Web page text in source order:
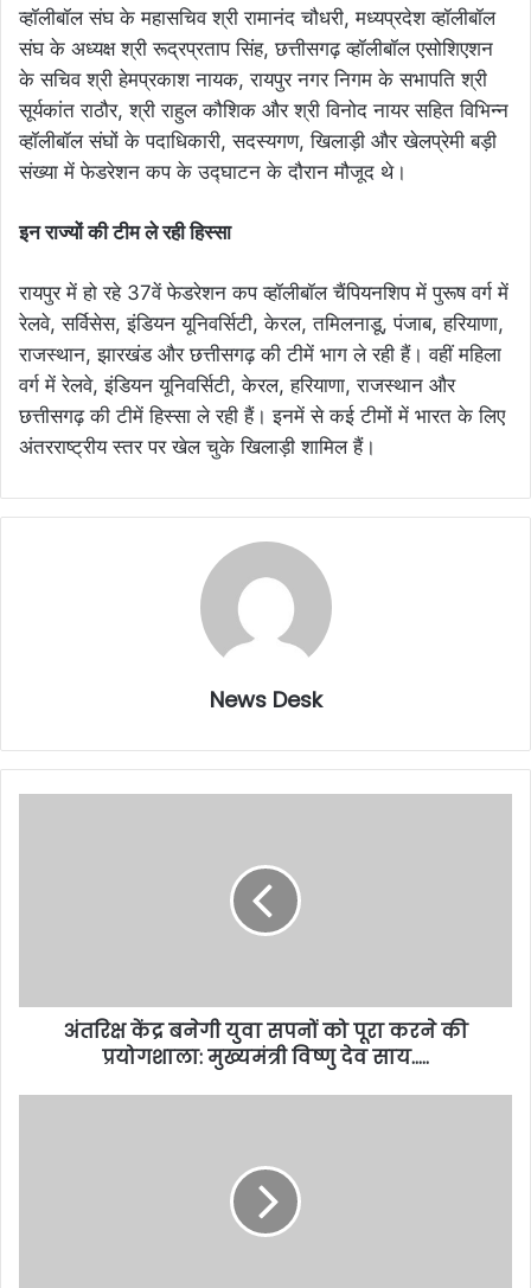
व्हॉलीबॉल संघ के महासचिव श्री रामानंद चौधरी, मध्यप्रदेश व्हॉलीबॉल
संघ के अध्यक्ष श्री रूद्रप्रताप सिंह, छत्तीसगढ़ व्हॉलीबॉल एसोशिएशन
के सचिव श्री हेमप्रकाश नायक, रायपुर नगर निगम के सभापति श्री
सूर्यकांत राठौर, श्री राहुल कौशिक और श्री विनोद नायर सहित विभिन्न
व्हॉलीबॉल संघों के पदाधिकारी, सदस्यगण, खिलाड़ी और खेलप्रेमी बड़ी
संख्या में फेडरेशन कप के उद्घाटन के दौरान मौजूद थे।
इन राज्यों की टीम ले रही हिस्सा
रायपुर में हो रहे 37वें फेडरेशन कप व्हॉलीबॉल चैंपियनशिप में पुरूष वर्ग में
रेलवे, सर्विसेस, इंडियन यूनिवर्सिटी, केरल, तमिलनाडू, पंजाब, हरियाणा,
राजस्थान, झारखंड और छत्तीसगढ़ की टीमें भाग ले रही हैं। वहीं महिला
वर्ग में रेलवे, इंडियन यूनिवर्सिटी, केरल, हरियाणा, राजस्थान और
छत्तीसगढ़ की टीमें हिस्सा ले रही हैं। इनमें से कई टीमों में भारत के लिए
अंतरराष्ट्रीय स्तर पर खेल चुके खिलाड़ी शामिल हैं।
News Desk
अंतरिक्ष केंद्र बनेगी युवा सपनों को पूरा करने की
प्रयोगशाला: मुख्यमंत्री विष्णु देव साय…..